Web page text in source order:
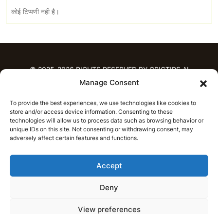
Manage Consent
To provide the best experiences, we use technologies like cookies to
store and/or access device information. Consenting to these
technologies will allow us to process data such as browsing behavior or
unique IDs on this site. Not consenting or withdrawing consent, may
adversely affect certain features and functions.
Accept
Deny
View preferences
कोई टिप्पणी नही है।
© 2025-2026 RIGHTS RESERVED BY CRICTIPS.AI
भविष्यवाणियाँ
आईपीएल भविष्यवाणियाँ
टी20 लीग भविष्यवाणियाँ
महिला क्रिकेट
नवीनतम क्रिकेट भविष्यवाणियाँ
भविष्यवाणी विश्लेषण
समाचार
आईपीएल समाचार
English